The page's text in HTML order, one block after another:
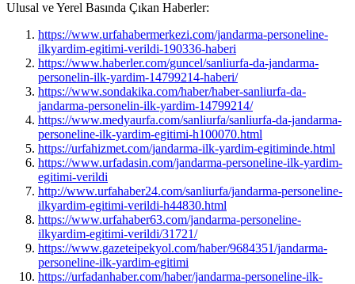
Ulusal ve Yerel Basında Çıkan Haberler:
https://www.urfahabermerkezi.com/jandarma-personeline-
ilkyardim-egitimi-verildi-190336-haberi
https://www.haberler.com/guncel/sanliurfa-da-jandarma-
personelin-ilk-yardim-14799214-haberi/
https://www.sondakika.com/haber/haber-sanliurfa-da-
jandarma-personelin-ilk-yardim-14799214/
https://www.medyaurfa.com/sanliurfa/sanliurfa-da-jandarma-
personeline-ilk-yardim-egitimi-h100070.html
https://urfahizmet.com/jandarma-ilk-yardim-egitiminde.html
https://www.urfadasin.com/jandarma-personeline-ilk-yardim-
egitimi-verildi
http://www.urfahaber24.com/sanliurfa/jandarma-personeline-
ilkyardim-egitimi-verildi-h44830.html
https://www.urfahaber63.com/jandarma-personeline-
ilkyardim-egitimi-verildi/31721/
https://www.gazeteipekyol.com/haber/9684351/jandarma-
personeline-ilk-yardim-egitimi
https://urfadanhaber.com/haber/jandarma-personeline-ilk-